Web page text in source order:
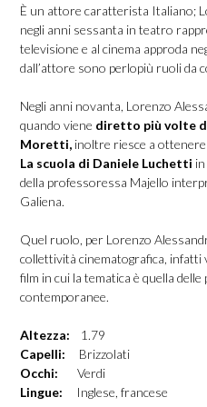
È un attore caratterista Italiano;
negli anni sessanta in teatro
televisione e al cinema approda
dall’attore sono perlopiù ruoli da
Negli anni novanta, Lorenzo
quando viene diretto più volte
Moretti, inoltre riesce a
La scuola di Daniele Luchetti
della professoressa Majello
Galiena.
Quel ruolo, per Lorenzo
collettività cinematografica,
film in cui la tematica è quella
contemporanee.
Altezza: 1.79
Capelli: Brizzolati
Occhi: Verdi
Lingue: Inglese, francese